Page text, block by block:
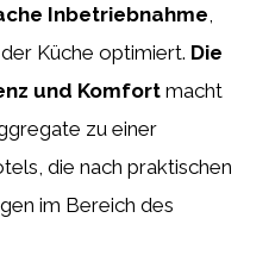
Inbetriebnahme
Küche optimiert. Die
und Komfort macht
zu einer
die nach praktischen
im Bereich des